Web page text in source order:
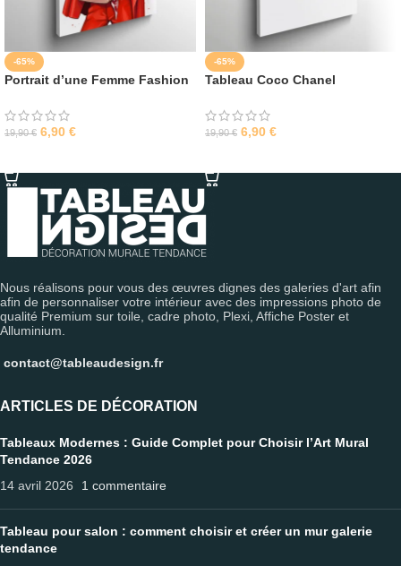
-65%
Portrait d’une Femme Fashion
19,90€ 6,90 €
-65%
Tableau Coco Chanel
19,90€ 6,90 €
Nous réalisons pour vous des œuvres dignes des galeries d'art afin
afin de personnaliser votre intérieur avec des impressions photo de
qualité Premium sur toile, cadre photo, Plexi, Affiche Poster et
Alluminium.
contact@tableaudesign.fr
ARTICLES DE DÉCORATION
Tableaux Modernes : Guide Complet pour Choisir l’Art Mural
Tendance 2026
14 avril 2026
1 commentaire
Tableau pour salon : comment choisir et créer un mur galerie
tendance